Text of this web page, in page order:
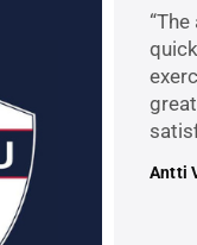
Antti